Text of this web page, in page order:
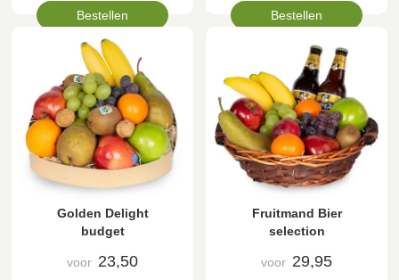
Bestellen Bestellen
Golden Delight
budget
voor 23,50
Fruitmand Bier
selection
voor 29,95